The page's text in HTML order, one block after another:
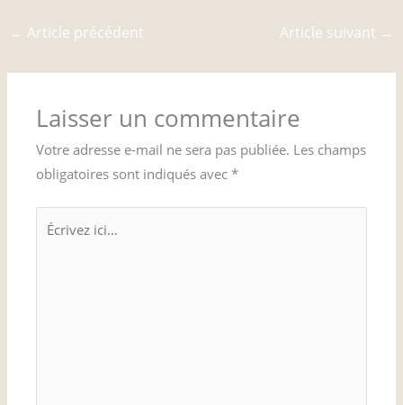
← Article précédent Article suivant →
Laisser un commentaire
Votre adresse e-mail ne sera pas publiée. Les champs
obligatoires sont indiqués avec*